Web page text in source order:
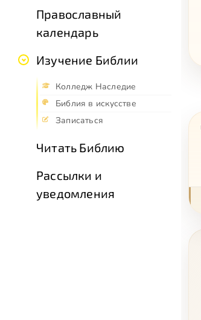
Православный
календарь
Изучение Библии
Колледж Наследие
Библия в искусстве
Записаться
Читать Библию
Рассылки и
уведомления